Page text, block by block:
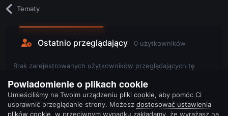
Tematy
Ostatnio przeglądający 0 użytkowników
Brak zarejestrowanych użytkowników przeglądających tę
Powiadomienie o plikach cookie
Umieściliśmy na Twoim urządzeniu pliki cookie, aby pomóc Ci
usprawnić przeglądanie strony. Możesz dostosować ustawienia
plików cookie, w przeciwnym wypadku zakładamy, że wyrażasz na